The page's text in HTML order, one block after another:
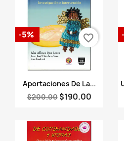
Vista rápida
Aportaciones De La...
$200.00 $190.00
-5% favorite_border